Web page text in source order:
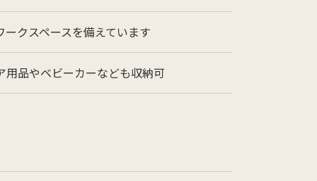
クスペースを備えています
品やベビーカーなども収納可